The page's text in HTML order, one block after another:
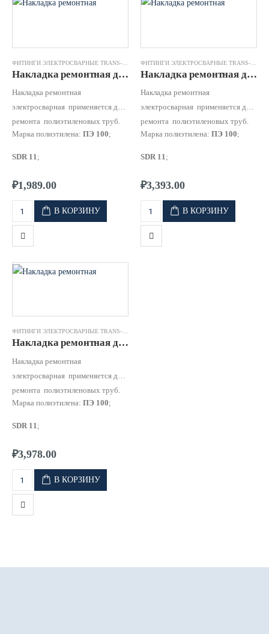
,НАКЛАДКА РЕМОНТНАЯ
Накладка ремонтная д.0090 SDR11 ПЭ100 TRANS-QUADRO
Накладка ремонтная
электросварная применяется для
ремонта полиэтиленовых труб.
Марка полиэтилена: ПЭ 100;
SDR 11;
Рабочее давление:
воды;
₽1,989.00
В КОРЗИНУ
Накладка ремонтная д.0110 SDR11 ПЭ100 TRANS-QUADRO
Накладка ремонтная
электросварная применяется для
ремонта полиэтиленовых труб.
Марка полиэтилена: ПЭ 100;
SDR 11;
Рабочее давление:
воды;
₽3,393.00
В КОРЗИНУ
ФИТИНГИ ЭЛЕКТРОСВАРНЫЕ TRANS-QUADRO
Накладка ремонтная д.0160 SDR11 ПЭ100 TRANS-QUADRO
Накладка ремонтная
электросварная применяется для
ремонта полиэтиленовых труб.
Марка полиэтилена: ПЭ 100;
SDR 11 ;
Рабочее давление:
воды;
₽3,978.00
В КОРЗИНУ